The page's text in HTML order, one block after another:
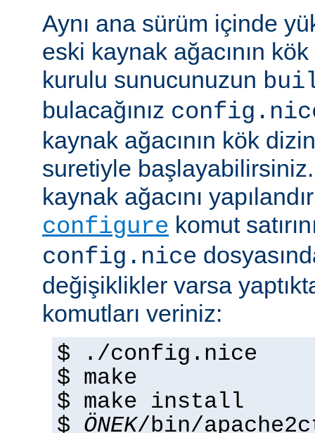
Aynı ana sürüm içinde
eski kaynak ağacının
kurulu sunucunuzun
bulacağınız
kaynak ağacının kök
suretiyle
kaynak ağacını
configure komut
config.nice
değişiklikler varsa
komutları veriniz:
$ ./config.nice
$ make
$ make install
$ ÖNEK/bin/